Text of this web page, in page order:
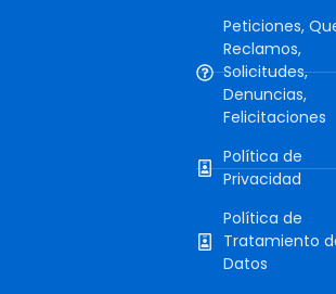
Peticiones,
Reclamos,
Solicitudes,
Denuncias,
Felicitaciones
Política de
Privacidad
Política de
Tratamiento
Datos